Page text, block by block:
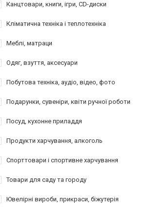
Канцтовари, книги, ігри, CD-диски
Кліматична техніка і теплотехніка
Меблі, матраци
Одяг, взуття, аксесуари
Побутова техніка, аудіо, відео, фото
Подарунки, сувеніри, квіти ручної роботи
Посуд, кухонне приладдя
Продукти харчування, алкоголь
Спорттовари і спортивне харчування
Товари для саду та городу
Ювелірні вироби, прикраси, біжутерія